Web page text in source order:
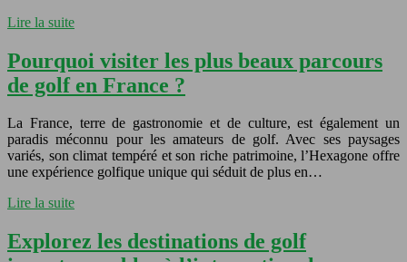
Lire la suite
Pourquoi visiter les plus beaux parcours
de golf en France ?
La France, terre de gastronomie et de culture, est également un
paradis méconnu pour les amateurs de golf. Avec ses paysages
variés, son climat tempéré et son riche patrimoine, l’Hexagone offre
une expérience golfique unique qui séduit de plus en…
Lire la suite
Explorez les destinations de golf